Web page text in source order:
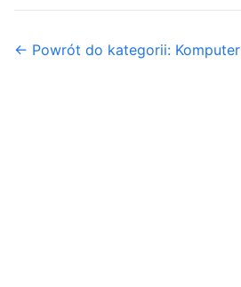
← Powrót do kategorii: Komputer